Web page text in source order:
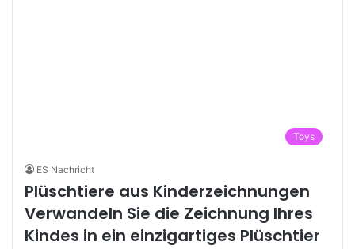
Toys
ES Nachricht
Plüschtiere aus Kinderzeichnungen
Verwandeln Sie die Zeichnung Ihres
Kindes in ein einzigartiges Plüschtier